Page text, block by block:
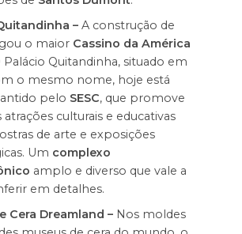
– A construção de
o maior Cassino da América
Palácio Quitandinha, situado em
o mesmo nome, hoje está
pelo SESC, que promove
atrações culturais e educativas
de arte e exposições
Um complexo
amplo e diverso que vale a
em detalhes.
Cera Dreamland – Nos moldes